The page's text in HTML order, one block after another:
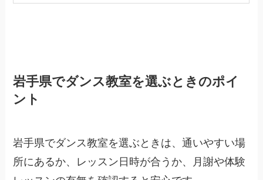
岩手県でダンス教室を選ぶときのポイ
ント
岩手県でダンス教室を選ぶときは、通いやすい場
所にあるか、レッスン日時が合うか、月謝や体験